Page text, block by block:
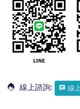
線上諮詢: 線